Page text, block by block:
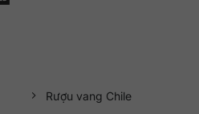
Rượu vang Chile